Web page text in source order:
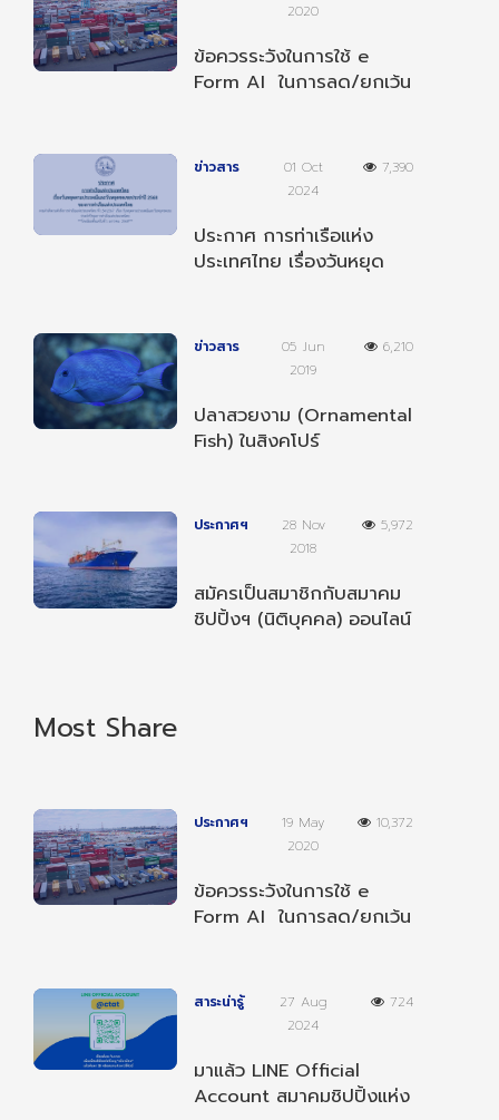
2020
ข้อควรระวังในการใช้ e
Form AI ในการลด/ยกเว้น
ข่าวสาร
01 Oct
2024
7,390
ประกาศ การท่าเรือแห่ง
ประเทศไทย เรื่องวันหยุด
ข่าวสาร
05 Jun
2019
6,210
ปลาสวยงาม (Ornamental
Fish) ในสิงคโปร์
ประกาศฯ
28 Nov
2018
5,972
สมัครเป็นสมาชิกกับสมาคม
ชิปปิ้งฯ (นิติบุคคล) ออนไลน์
Most Share
ประกาศฯ
19 May
2020
10,372
ข้อควรระวังในการใช้ e
Form AI ในการลด/ยกเว้น
สาระน่ารู้
27 Aug
2024
724
มาแล้ว LINE Official
Account สมาคมชิปปิ้งแห่ง